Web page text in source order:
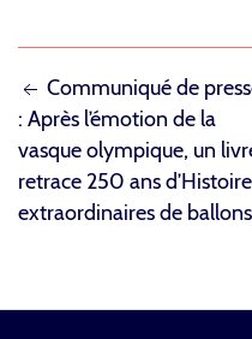
NAVIGATION
DE
L’ARTICLE
Communiqué de
: Après l’émotion de la
vasque olympique, un
retrace 250 ans
extraordinaires de ballons